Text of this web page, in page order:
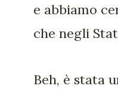
e abbiamo
che negli
Beh, è stata